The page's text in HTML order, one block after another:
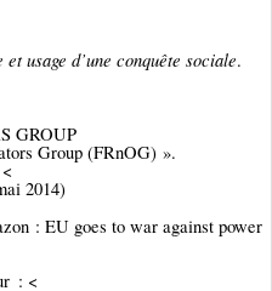
usage d’une conquête sociale.
GROUP
Group (FRnOG) ».
2014)
: EU goes to war against power
: <